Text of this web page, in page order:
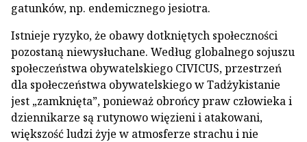
gatunków, np. endemicznego jesiotra.
Istnieje ryzyko, że obawy dotkniętych społeczności
pozostaną niewysłuchane. Według globalnego sojuszu
społeczeństwa obywatelskiego CIVICUS, przestrzeń
dla społeczeństwa obywatelskiego w Tadżykistanie
jest „zamknięta”, ponieważ obrońcy praw człowieka i
dziennikarze są rutynowo więzieni i atakowani,
większość ludzi żyje w atmosferze strachu i nie